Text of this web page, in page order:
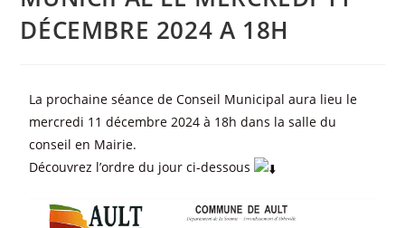
DÉCEMBRE 2024 A 18H
La prochaine séance de Conseil Municipal aura lieu le
mercredi 11 décembre 2024 à 18h dans la salle du
conseil en Mairie.
Découvrez l’ordre du jour ci-dessous